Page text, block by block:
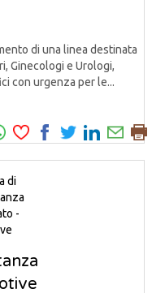
di una linea destinata
Ginecologi e Urologi,
con urgenza per le...